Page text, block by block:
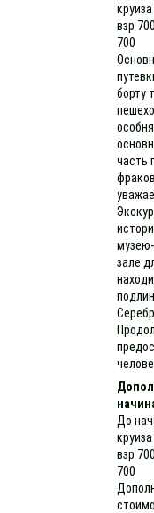
круиза
взр
700
борту
часть
зале
До
круиза
взр
700